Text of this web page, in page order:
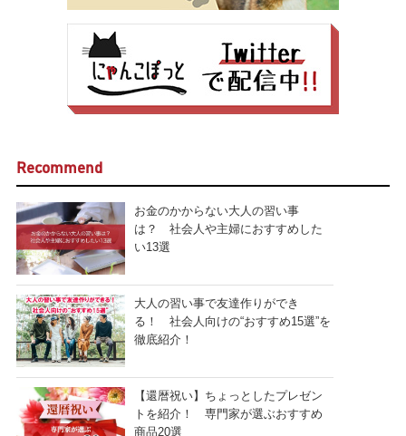
Recommend
お金のかからない大人の習い事
は？ 社会人や主婦におすすめした
い13選
大人の習い事で友達作りができ
る！ 社会人向けの“おすすめ15選”を
徹底紹介！
【還暦祝い】ちょっとしたプレゼン
トを紹介！ 専門家が選ぶおすすめ
商品20選